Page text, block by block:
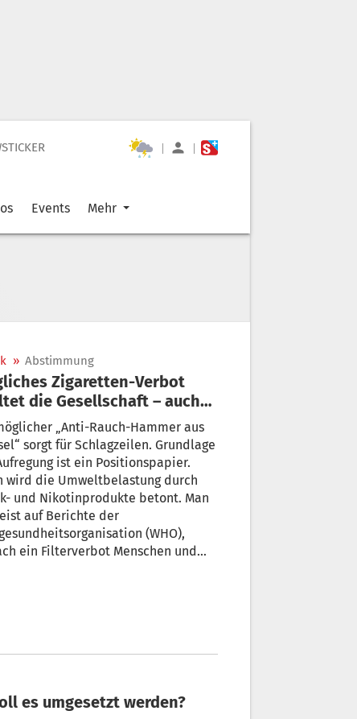
| |
Events Mehr
» Abstimmung
Zigaretten-Verbot
die Gesellschaft – auch
„Anti-Rauch-Hammer aus
sorgt für Schlagzeilen. Grundlage
ist ein Positionspapier.
wird die Umweltbelastung durch
und Nikotinprodukte betont. Man
auf Berichte der
(WHO),
ein Filterverbot Menschen und
es umgesetzt werden?